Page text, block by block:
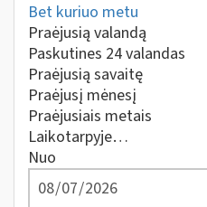
Bet kuriuo metu
Praėjusią valandą
Paskutines 24 valandas
Praėjusią savaitę
Praėjusį mėnesį
Praėjusiais metais
Laikotarpyje…
Nuo